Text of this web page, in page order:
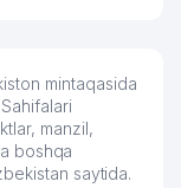
810 м
810 м
mintaqasida
manzil,
boshqa
saytida.